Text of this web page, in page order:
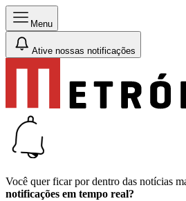
Menu
Ative nossas notificações
Você quer ficar por dentro das notícias
notificações em tempo real?